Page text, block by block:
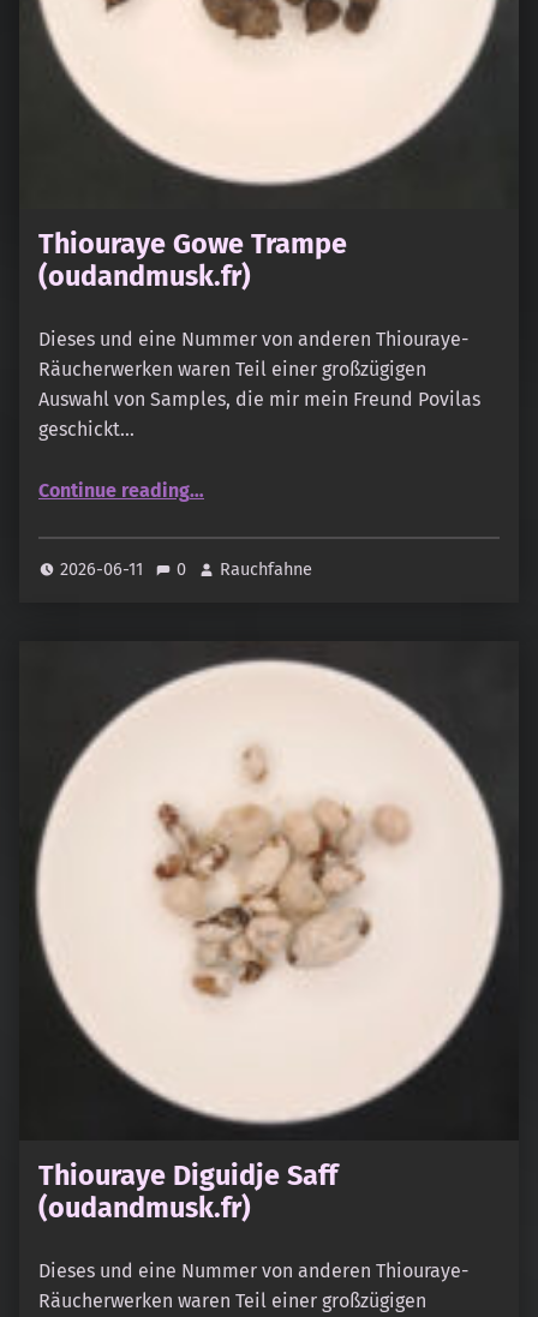
Thiouraye Gowe Trampe
(oudandmusk.fr)
Dieses und eine Nummer von anderen Thiouraye-
Räucherwerken waren Teil einer großzügigen
Auswahl von Samples, die mir mein Freund Povilas
geschickt…
Continue reading…
2026-06-11 0 Rauchfahne
Thiouraye Diguidje Saff
(oudandmusk.fr)
Dieses und eine Nummer von anderen Thiouraye-
Räucherwerken waren Teil einer großzügigen